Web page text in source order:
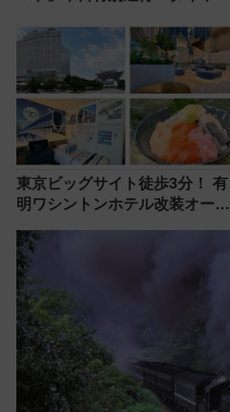
三浦海岸を堪能できるお出かけ
プランもご紹介
東京ビッグサイト徒歩3分！ 有
明ワシントンホテル改装オープ
客室」や海鮮丼が人気の朝食ビ
ュッフェを現地レポ